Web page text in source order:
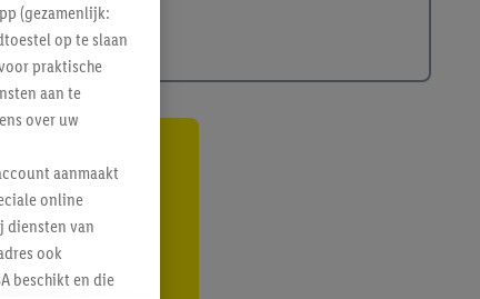
(gezamenlijk:
op te slaan
praktische
aan te
over uw
aanmaakt
online
diensten van
ook
beschikt en die